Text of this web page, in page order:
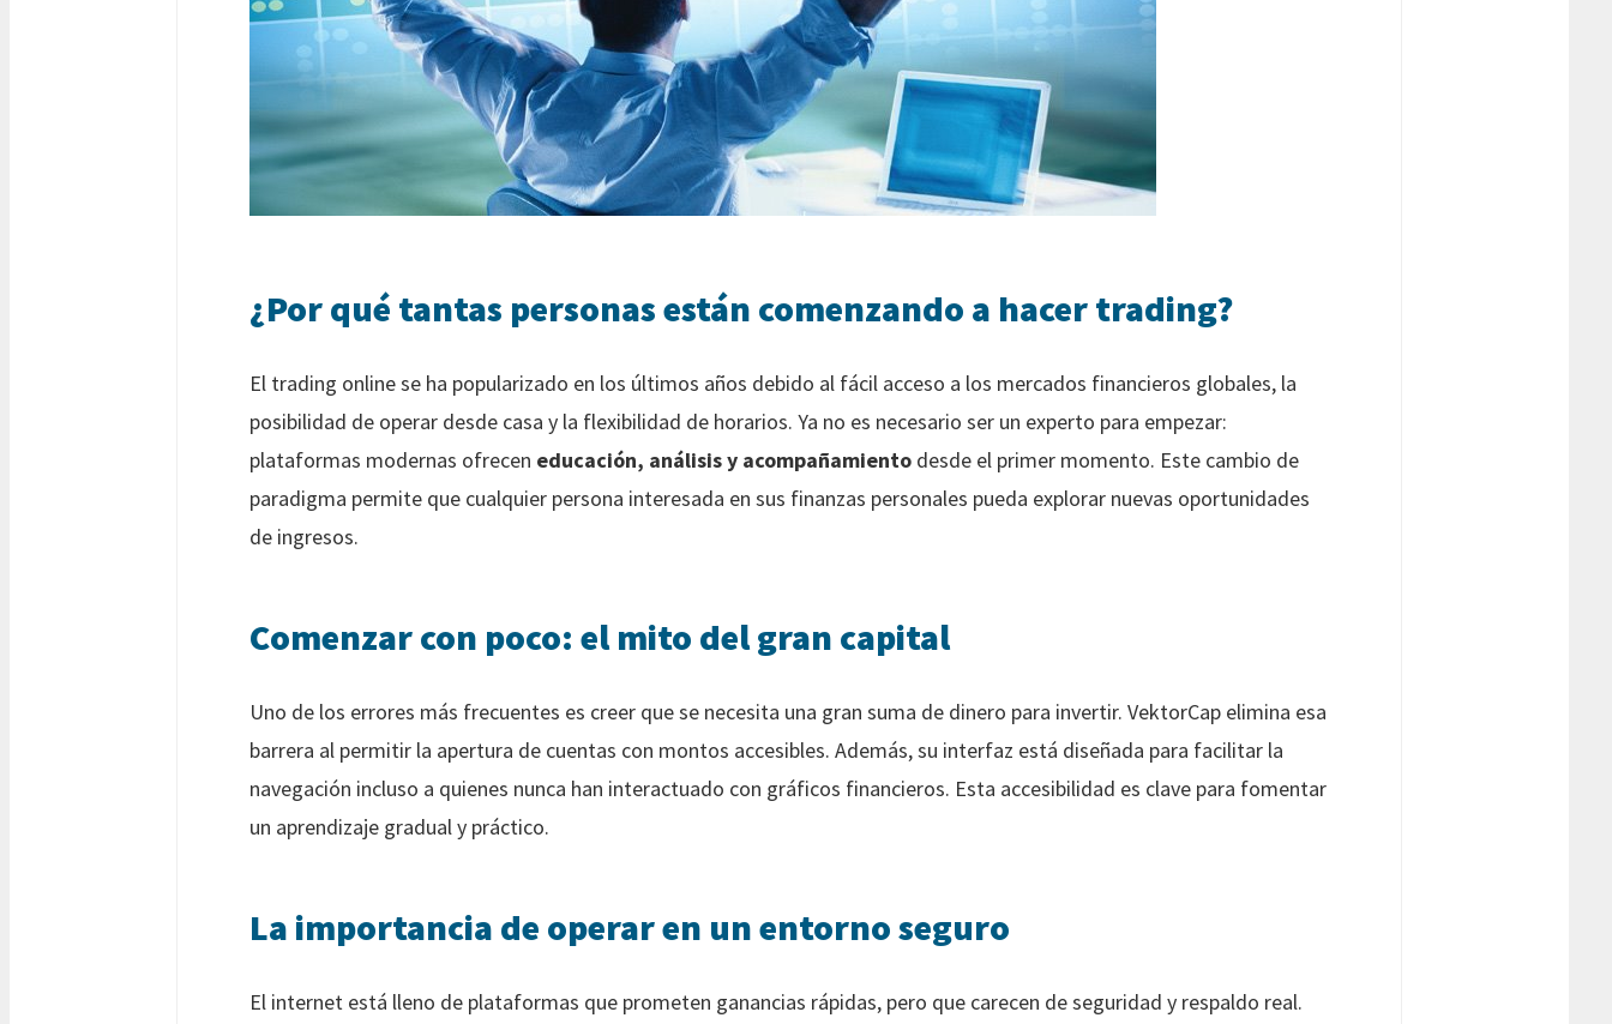
¿Por qué tantas personas están comenzando a hacer trading?
El trading online se ha popularizado en los últimos años debido al fácil acceso a los mercados financieros globales, la
posibilidad de operar desde casa y la flexibilidad de horarios. Ya no es necesario ser un experto para empezar:
plataformas modernas ofrecen educación, análisis y acompañamiento desde el primer momento. Este cambio de
paradigma permite que cualquier persona interesada en sus finanzas personales pueda explorar nuevas oportunidades
de ingresos.
Comenzar con poco: el mito del gran capital
Uno de los errores más frecuentes es creer que se necesita una gran suma de dinero para invertir. VektorCap elimina esa
barrera al permitir la apertura de cuentas con montos accesibles. Además, su interfaz está diseñada para facilitar la
navegación incluso a quienes nunca han interactuado con gráficos financieros. Esta accesibilidad es clave para fomentar
un aprendizaje gradual y práctico.
La importancia de operar en un entorno seguro
El internet está lleno de plataformas que prometen ganancias rápidas, pero que carecen de seguridad y respaldo real.